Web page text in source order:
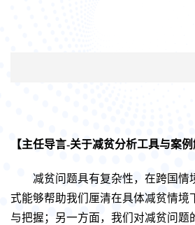
【主任导言-关于减贫分析工具与案例
减贫问题具有复杂性，在跨国
式能够帮助我们厘清在具体减贫情
与把握；另一方面，我们对减贫问